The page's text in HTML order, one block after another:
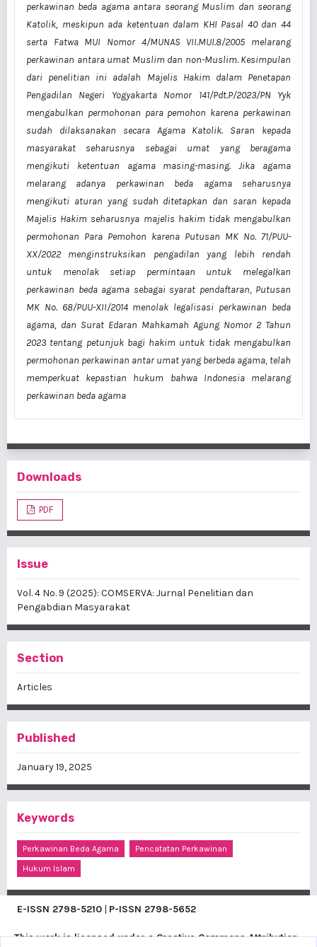
perkawinan beda agama antara seorang Muslim dan seorang
Katolik, meskipun ada ketentuan dalam KHI Pasal 40 dan 44
serta Fatwa MUI Nomor 4/MUNAS VII.MUI.8/2005 melarang
perkawinan antara umat Muslim dan non-Muslim. Kesimpulan
dari penelitian ini adalah Majelis Hakim dalam Penetapan
Pengadilan Negeri Yogyakarta Nomor 141/Pdt.P/2023/PN Yyk
mengabulkan permohonan para pemohon karena perkawinan
sudah dilaksanakan secara Agama Katolik. Saran kepada
masyarakat seharusnya sebagai umat yang beragama
mengikuti ketentuan agama masing-masing. Jika agama
melarang adanya perkawinan beda agama seharusnya
mengikuti aturan yang sudah ditetapkan dan saran kepada
Majelis Hakim seharusnya majelis hakim tidak mengabulkan
permohonan Para Pemohon karena Putusan MK No. 71/PUU-
XX/2022 menginstruksikan pengadilan yang lebih rendah
untuk menolak setiap permintaan untuk melegalkan
perkawinan beda agama sebagai syarat pendaftaran, Putusan
MK No. 68/PUU-XII/2014 menolak legalisasi perkawinan beda
agama, dan Surat Edaran Mahkamah Agung Nomor 2 Tahun
2023 tentang petunjuk bagi hakim untuk tidak mengabulkan
permohonan perkawinan antar umat yang berbeda agama, telah
memperkuat kepastian hukum bahwa Indonesia melarang
perkawinan beda agama
Downloads
PDF
Issue
Vol. 4 No. 9 (2025): COMSERVA: Jurnal Penelitian dan
Pengabdian Masyarakat
Section
Articles
Published
January 19, 2025
Keywords
Perkawinan Beda Agama
Pencatatan Perkawinan
Hukum Islam
E-ISSN 2798-5210 | P-ISSN 2798-5652
This work is licensed under aCreative Commons Attribution-